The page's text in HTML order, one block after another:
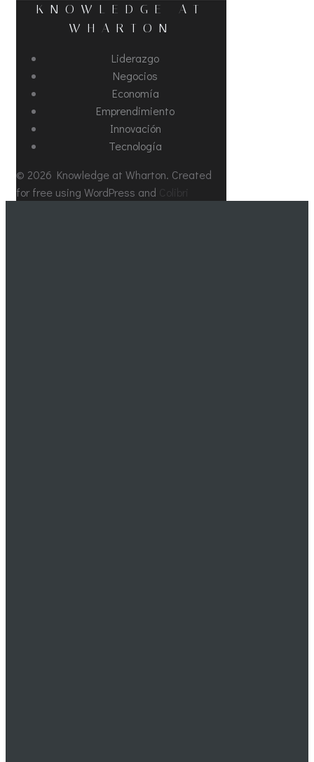
KNOWLEDGE AT
WHARTON
Liderazgo
Negocios
Economía
Emprendimiento
Innovación
Tecnología
© 2026 Knowledge at Wharton. Created
for free using WordPress and Colibri